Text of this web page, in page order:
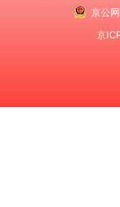
京公
京